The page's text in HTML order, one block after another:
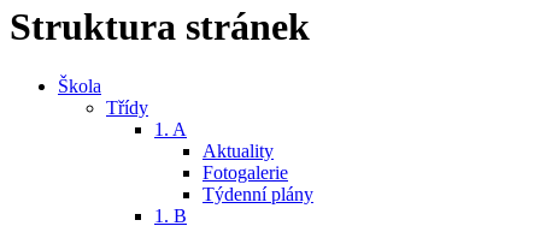
Struktura stránek
Škola
Třídy
1. A
Aktuality
Fotogalerie
Týdenní plány
1. B